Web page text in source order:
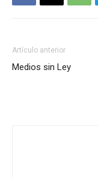
Artículo anterior
Medios sin Ley